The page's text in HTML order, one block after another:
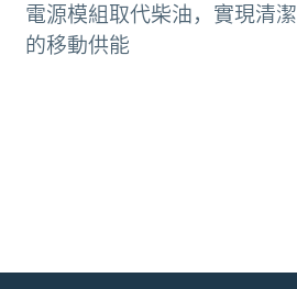
電源模組取代柴油，實現清潔
的移動供能